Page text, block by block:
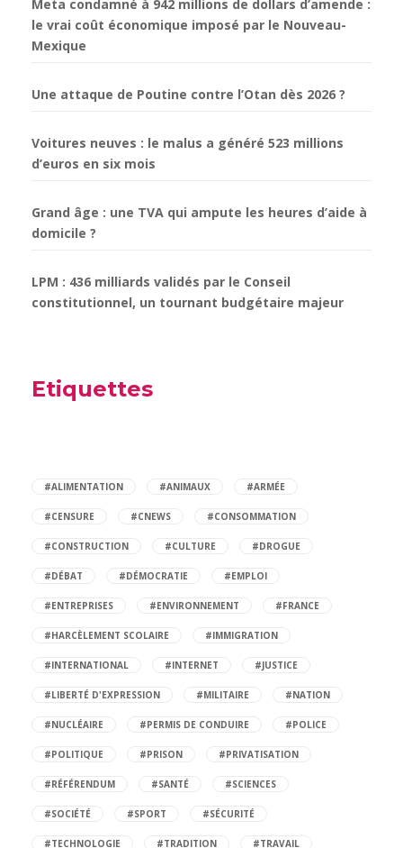
Meta condamné à 942 millions de dollars d’amende :
le vrai coût économique imposé par le Nouveau-
Mexique
Une attaque de Poutine contre l’Otan dès 2026 ?
Voitures neuves : le malus a généré 523 millions
d’euros en six mois
Grand âge : une TVA qui ampute les heures d’aide à
domicile ?
LPM : 436 milliards validés par le Conseil
constitutionnel, un tournant budgétaire majeur
Etiquettes
#ALIMENTATION #ANIMAUX #ARMÉE
#CENSURE #CNEWS #CONSOMMATION
#CONSTRUCTION #CULTURE #DROGUE
#DÉBAT #DÉMOCRATIE #EMPLOI
#ENTREPRISES #ENVIRONNEMENT #FRANCE
#HARCÈLEMENT SCOLAIRE #IMMIGRATION
#INTERNATIONAL #INTERNET #JUSTICE
#LIBERTÉ D'EXPRESSION #MILITAIRE #NATION
#NUCLÉAIRE #PERMIS DE CONDUIRE #POLICE
#POLITIQUE #PRISON #PRIVATISATION
#RÉFÉRENDUM #SANTÉ #SCIENCES
#SOCIÉTÉ #SPORT #SÉCURITÉ
#TECHNOLOGIE #TRADITION #TRAVAIL